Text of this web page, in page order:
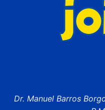
Dr. Manuel Barros